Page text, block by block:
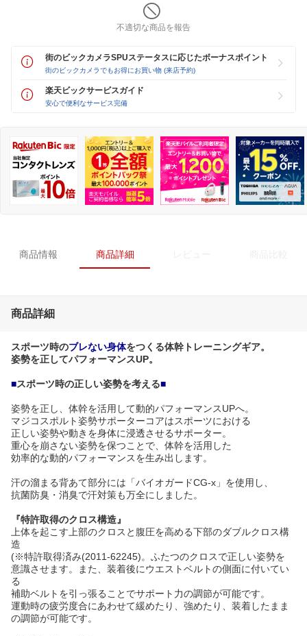
不適切な商品を報告
街のビックカメラSPUステータスに応じたボーナスポイント
街のビックカメラでもお得にお買い物 (来店予約)
楽天ビックサービスガイド
安心で便利なサービス完備
商品情報 商品詳細
商品詳細
スポーツ時のブレない身体をつくる体幹トレーニングギア。
姿勢を正してパフォーマンスUP。
■スポーツ時の正しい姿勢を考える■
姿勢を正し、体幹を活用して動的パフォーマンスUPへ。
マジコスポルト姿勢サポーターコアはスポーツにおける
正しい姿勢や動きを身体に浸透させるサポーター。
重心を崩さない姿勢を保つことで、体幹を活用した
効率的な動的パフォーマンスを生み出します。
汗の溜まる背あて部分には「バイオガードCG-x」を使用し、
抗菌防臭・消臭で汗対策も万全にしました。
『特許取得のクロス構造』
上体を起こす上部のクロスと腹圧を高める下部のダブルクロス構
造
(※特許取得済み(2011-62245)。ふたつのクロスで正しい姿勢を
意識させます。また、装着後にウエストベルトの側面に付いてい
る
補助ベルトを引っ張ることでサポート力の調節が可能です。
運動時の疲労度合にあわせて緩めたり、強めたり、装着したまま
の調節が可能です。